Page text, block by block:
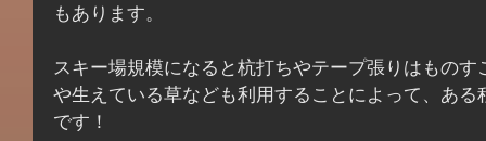
もあります。
スキー場規模になると杭打ちやテープ張りはもの
や生えている草なども利用することによって、あ
です！